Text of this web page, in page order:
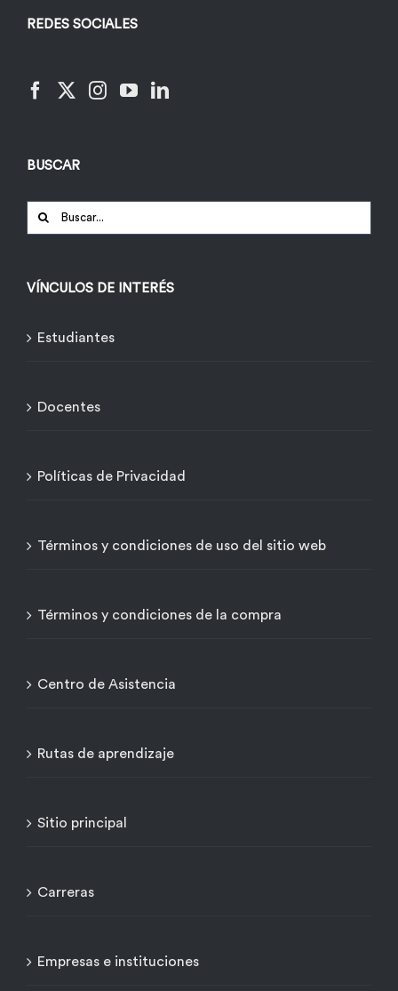
REDES SOCIALES
BUSCAR
Buscar:
VÍNCULOS DE INTERÉS
Estudiantes
Docentes
Políticas de Privacidad
Términos y condiciones de uso del sitio web
Términos y condiciones de la compra
Centro de Asistencia
Rutas de aprendizaje
Sitio principal
Carreras
Empresas e instituciones